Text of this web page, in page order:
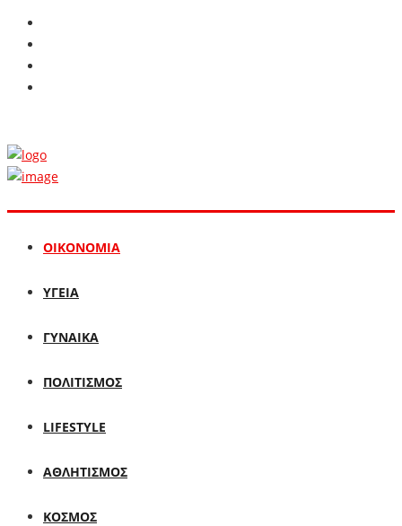
ΟΙΚΟΝΟΜΙΑ
ΥΓΕΙΑ
ΓΥΝΑΙΚΑ
ΠΟΛΙΤΙΣΜΟΣ
LIFESTYLE
ΑΘΛΗΤΙΣΜΟΣ
ΚΟΣΜΟΣ